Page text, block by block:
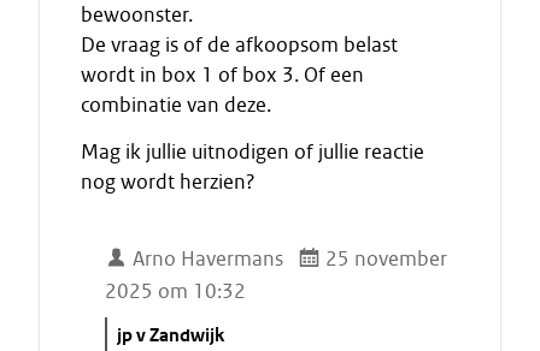
bewoonster.
De vraag is of de afkoopsom belast
wordt in box 1 of box 3. Of een
combinatie van deze.
Mag ik jullie uitnodigen of jullie reactie
nog wordt herzien?
Arno Havermans
25 november
2025 om 10:32
C
jp v Zandwijk